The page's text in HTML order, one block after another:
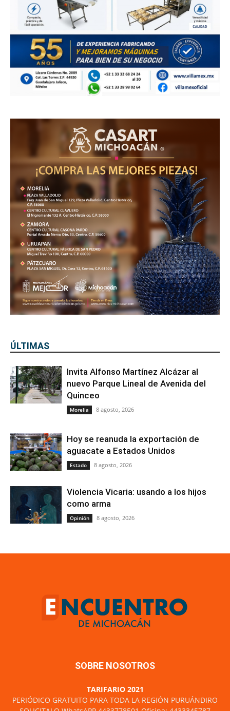
ÚLTIMAS
Invita Alfonso Martínez Alcázar al
nuevo Parque Lineal de Avenida del
Quinceo
Morelia 8 agosto, 2026
Hoy se reanuda la exportación de
aguacate a Estados Unidos
Estado 8 agosto, 2026
Violencia Vicaria: usando a los hijos
como arma
Opinión 8 agosto, 2026
SOBRE NOSOTROS
TARIFARIO 2021
PERIÓDICO GRATUITO PARA TODA LA REGIÓN PURUÁNDIRO